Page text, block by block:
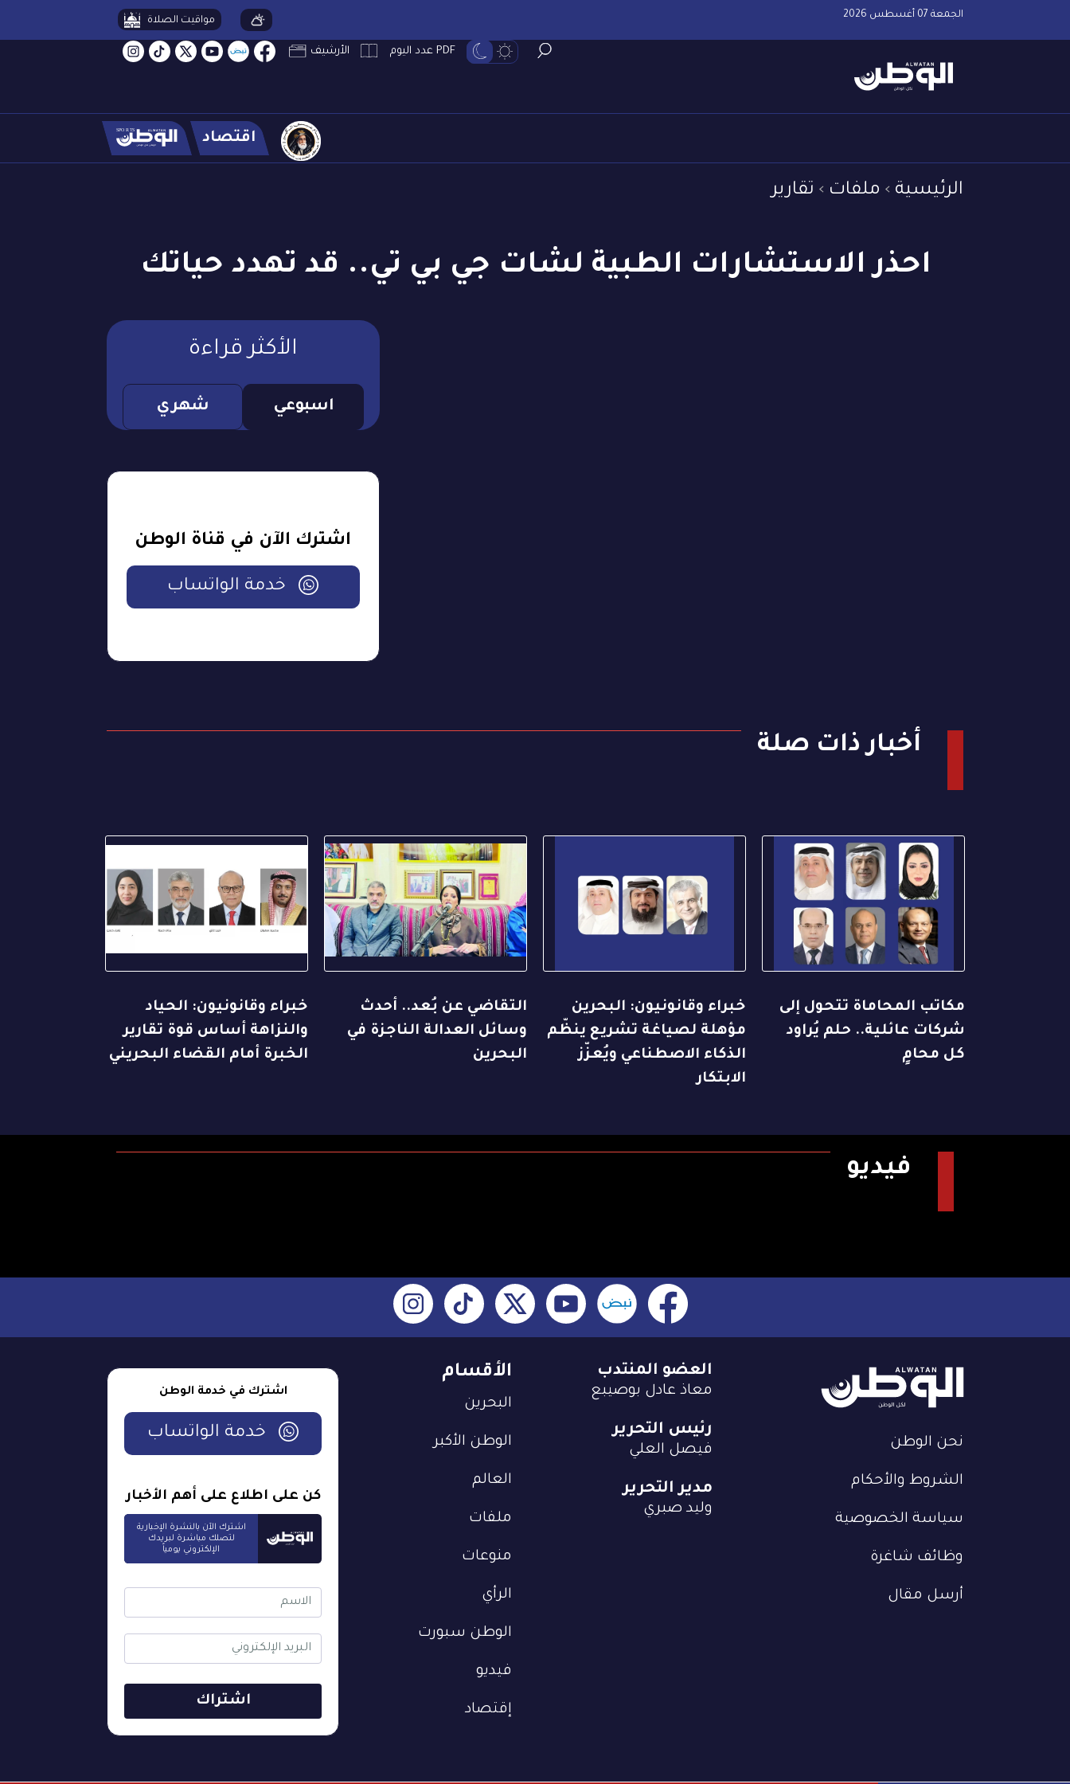
الجمعة 07 أغسطس 2026 مواقيت الصلاة
PDF عدد اليوم الأرشيف
اقتصاد
الرئيسية ملفات تقارير
احذر الاستشارات الطبية لشات جي بي تي.. قد تهدد حياتك
الأكثر قراءة
اسبوعي شهري
اشترك الآن في قناة الوطن
خدمة الواتساب
أخبار ذات صلة
مكاتب المحاماة تتحول إلى
شركات عائلية.. حلم يُراود
كل محامٍ
خبراء وقانونيون: البحرين
مؤهلة لصياغة تشريع ينظّم
الذكاء الاصطناعي ويُعزّز
الابتكار
التقاضي عن بُعد.. أحدث
وسائل العدالة الناجزة في
البحرين
خبراء وقانونيون: الحياد
والنزاهة أساس قوة تقارير
الخبرة أمام القضاء البحريني
فيديو
نحن الوطن
الشروط والأحكام
سياسة الخصوصية
وظائف شاغرة
أرسل مقال
الأقسام
البحرين
الوطن الأكبر
العالم
ملفات
منوعات
الرأي
الوطن سبورت
فيديو
إقتصاد
العضو المنتدب
معاذ عادل بوصيبع
رئيس التحرير
فيصل العلي
مدير التحرير
وليد صبري
اشترك في خدمة الوطن
خدمة الواتساب
كن على اطلاع على أهم الأخبار
اشترك الآن بالنشرة الإخبارية
لتصلك مباشرة لبريدك
الإلكتروني يومياً
اشتراك